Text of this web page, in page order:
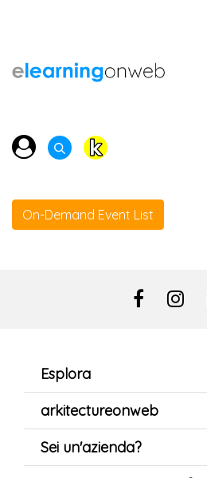
On-Demand Event List
Esplora
arkitectureonweb
Sei un'azienda?